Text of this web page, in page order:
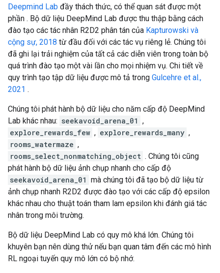
Deepmind Lab đầy thách thức, có thể quan sát được một
phần . Bộ dữ liệu DeepMind Lab được thu thập bằng cách
đào tạo các tác nhân R2D2 phân tán của Kapturowski và
cộng sự, 2018 từ đầu đối với các tác vụ riêng lẻ. Chúng tôi
đã ghi lại trải nghiệm của tất cả các diễn viên trong toàn bộ
quá trình đào tạo một vài lần cho mọi nhiệm vụ. Chi tiết về
quy trình tạo tập dữ liệu được mô tả trong Gulcehre et al.,
2021 .
Chúng tôi phát hành bộ dữ liệu cho năm cấp độ DeepMind
Lab khác nhau: seekavoid_arena_01 ,
explore_rewards_few , explore_rewards_many ,
rooms_watermaze ,
rooms_select_nonmatching_object . Chúng tôi cũng
phát hành bộ dữ liệu ảnh chụp nhanh cho cấp độ
seekavoid_arena_01 mà chúng tôi đã tạo bộ dữ liệu từ
ảnh chụp nhanh R2D2 được đào tạo với các cấp độ epsilon
khác nhau cho thuật toán tham lam epsilon khi đánh giá tác
nhân trong môi trường.
Bộ dữ liệu DeepMind Lab có quy mô khá lớn. Chúng tôi
khuyên bạn nên dùng thử nếu bạn quan tâm đến các mô hình
RL ngoại tuyến quy mô lớn có bộ nhớ.